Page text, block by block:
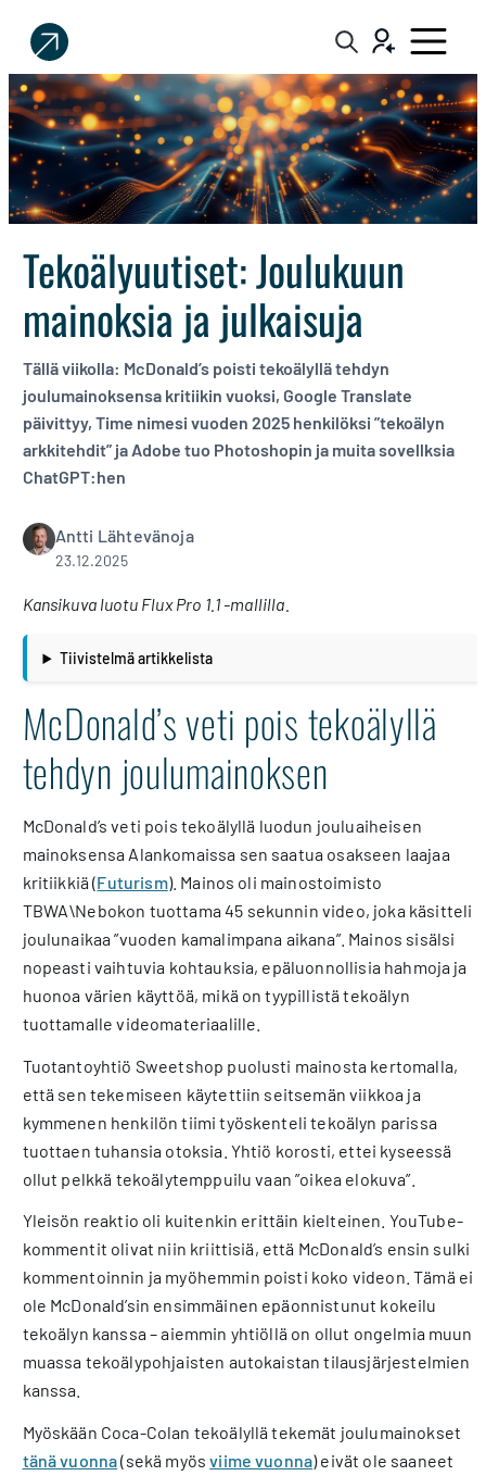
Sijoittaja.fi
Tee
parempia
sijoituspäätöksiä
Tekoälyuutiset: Joulukuun
mainoksia ja julkaisuja
Tällä viikolla: McDonald’s poisti tekoälyllä tehdyn
joulumainoksensa kritiikin vuoksi, Google Translate
päivittyy, Time nimesi vuoden 2025 henkilöksi ”tekoälyn
arkkitehdit” ja Adobe tuo Photoshopin ja muita sovellksia
ChatGPT:hen
Antti Lähtevänoja
23.12.2025
Kansikuva luotu Flux Pro 1.1 -mallilla.
Tiivistelmä artikkelista
McDonald’s veti pois tekoälyllä
tehdyn joulumainoksen
McDonald’s veti pois tekoälyllä luodun jouluaiheisen
mainoksensa Alankomaissa sen saatua osakseen laajaa
kritiikkiä (Futurism). Mainos oli mainostoimisto
TBWA\Nebokon tuottama 45 sekunnin video, joka käsitteli
joulunaikaa ”vuoden kamalimpana aikana”. Mainos sisälsi
nopeasti vaihtuvia kohtauksia, epäluonnollisia hahmoja ja
huonoa värien käyttöä, mikä on tyypillistä tekoälyn
tuottamalle videomateriaalille.
Tuotantoyhtiö Sweetshop puolusti mainosta kertomalla,
että sen tekemiseen käytettiin seitsemän viikkoa ja
kymmenen henkilön tiimi työskenteli tekoälyn parissa
tuottaen tuhansia otoksia. Yhtiö korosti, ettei kyseessä
ollut pelkkä tekoälytemppuilu vaan ”oikea elokuva”.
Yleisön reaktio oli kuitenkin erittäin kielteinen. YouTube-
kommentit olivat niin kriittisiä, että McDonald’s ensin sulki
kommentoinnin ja myöhemmin poisti koko videon. Tämä ei
ole McDonald’sin ensimmäinen epäonnistunut kokeilu
tekoälyn kanssa – aiemmin yhtiöllä on ollut ongelmia muun
muassa tekoälypohjaisten autokaistan tilausjärjestelmien
kanssa.
Myöskään Coca-Colan tekoälyllä tekemät joulumainokset
tänä vuonna(sekä myösviime vuonna) eivät ole saaneet